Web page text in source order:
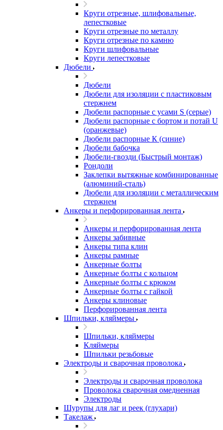
Круги отрезные, шлифовальные,
лепестковые
Круги отрезные по металлу
Круги отрезные по камню
Круги шлифовальные
Круги лепестковые
Дюбели
Дюбели
Дюбели для изоляции с пластиковым
стержнем
Дюбели распорные с усами S (серые)
Дюбели распорные c бортом и потай U
(оранжевые)
Дюбели распорные К (синие)
Дюбели бабочка
Дюбели-гвозди (Быстрый монтаж)
Рондоли
Заклепки вытяжные комбинированные
(алюминий-сталь)
Дюбели для изоляции с металлическим
стержнем
Анкеры и перфорированная лента
Анкеры и перфорированная лента
Анкеры забивные
Анкеры типа клин
Анкеры рамные
Анкерные болты
Анкерные болты с кольцом
Анкерные болты с крюком
Анкерные болты с гайкой
Анкеры клиновые
Перфорированная лента
Шпильки, кляймеры
Шпильки, кляймеры
Кляймеры
Шпильки резьбовые
Электроды и сварочная проволока
Электроды и сварочная проволока
Проволока сварочная омедненная
Электроды
Шурупы для лаг и реек (глухари)
Такелаж